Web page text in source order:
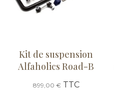
Kit de suspension
Alfaholics Road-B
899,00 €TTC